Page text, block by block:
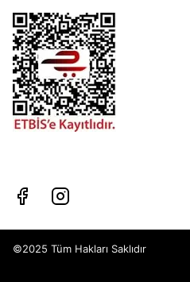
©2025 Tüm Hakları Saklıdır